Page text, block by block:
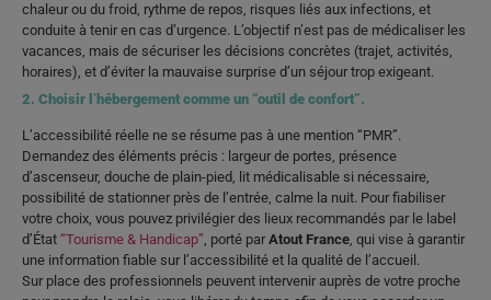
chaleur ou du froid, rythme de repos, risques liés aux infections, et
conduite à tenir en cas d’urgence. L’objectif n’est pas de médicaliser les
vacances, mais de sécuriser les décisions concrètes (trajet, activités,
horaires), et d’éviter la mauvaise surprise d’un séjour trop exigeant.
2. Choisir l’hébergement comme un “outil de confort”.
L’accessibilité réelle ne se résume pas à une mention “PMR”.
Demandez des éléments précis : largeur de portes, présence
d’ascenseur, douche de plain-pied, lit médicalisable si nécessaire,
possibilité de stationner près de l’entrée, calme la nuit. Pour fiabiliser
votre choix, vous pouvez privilégier des lieux recommandés par le label
d’État “Tourisme & Handicap”, porté par Atout France, qui vise à garantir
une information fiable sur l’accessibilité et la qualité de l’accueil.
Sur place des professionnels peuvent intervenir auprès de votre proche